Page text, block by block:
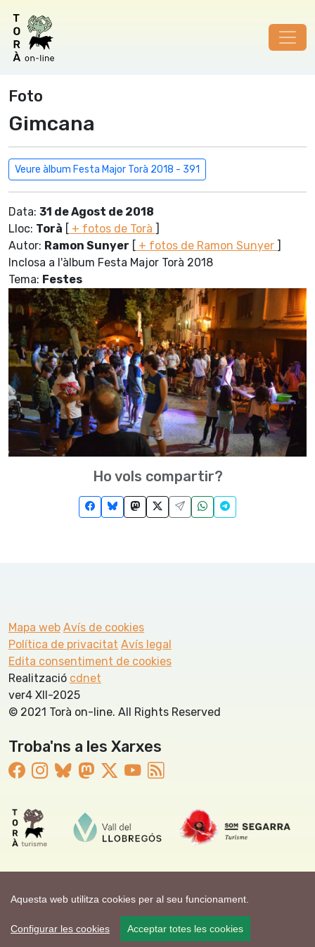
Aquesta web utilitza cookies per al seu funcionament.
Configurar les cookies Acceptar totes les cookies
Foto
Gimcana
Veure àlbum Festa Major Torà 2018 - 391
Data: 31 de Agost de 2018
Lloc: Torà [ + fotos de Torà ]
Autor: Ramon Sunyer [ + fotos de Ramon Sunyer ]
Inclosa a l'àlbum Festa Major Torà 2018
Tema: Festes
Ho vols compartir?
Mapa web Avís de cookies
Política de privacitat Avís legal
Edita consentiment de cookies
Realització cdnet
ver4 XII-2025
© 2021 Torà on-line. All Rights Reserved
Troba'ns a les Xarxes